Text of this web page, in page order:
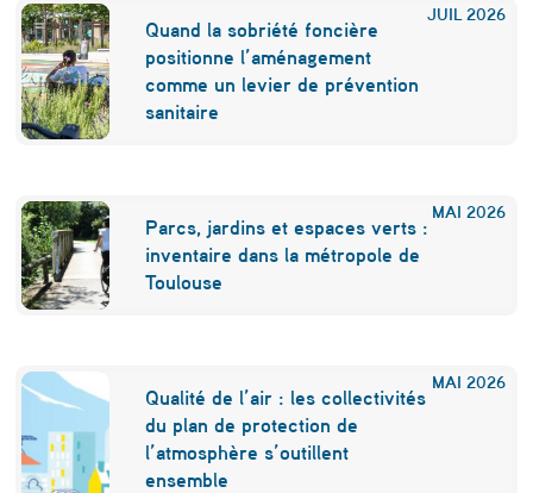
JUIL 2026
Quand la sobriété foncière
positionne l’aménagement
comme un levier de prévention
sanitaire
MAI 2026
Parcs, jardins et espaces verts :
inventaire dans la métropole de
Toulouse
MAI 2026
Qualité de l’air : les collectivités
du plan de protection de
l’atmosphère s’outillent
ensemble